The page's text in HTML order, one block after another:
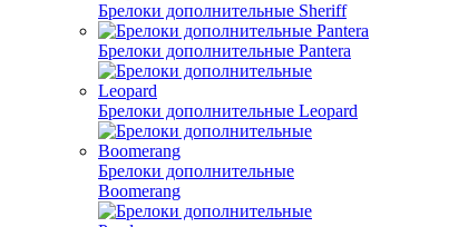
Брелоки дополнительные Sheriff
Брелоки дополнительные Pantera
Брелоки дополнительные Leopard
Брелоки дополнительные
Boomerang